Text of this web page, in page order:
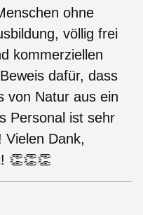
ohne
völlig frei
kommerziellen
dafür, dass
von Natur aus ein
Personal ist sehr
Dank,
👏👏👏